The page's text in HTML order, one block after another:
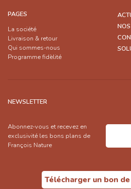
PAGES
La société
Livraison & retour
Qui sommes-nous
Programme fidèlité
NEWSLETTER
Abonnez-vous et recevez en
exclusivité les bons plans de
François Nature
Télécharger un bon